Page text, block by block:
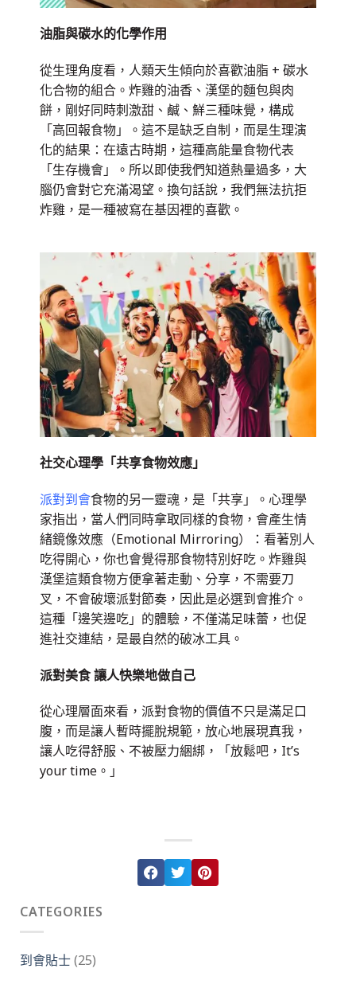
油脂與碳水的化學作用
從生理角度看，人類天生傾向於喜歡油脂 + 碳水
化合物的組合。炸雞的油香、漢堡的麵包與肉
餅，剛好同時刺激甜、鹹、鮮三種味覺，構成
「高回報食物」。這不是缺乏自制，而是生理演
化的結果：在遠古時期，這種高能量食物代表
「生存機會」。所以即使我們知道熱量過多，大
腦仍會對它充滿渴望。換句話說，我們無法抗拒
炸雞，是一種被寫在基因裡的喜歡。
社交心理學「共享食物效應」
派對到會食物的另一靈魂，是「共享」。心理學
家指出，當人們同時拿取同樣的食物，會產生情
緒鏡像效應（Emotional Mirroring）：看著別人
吃得開心，你也會覺得那食物特別好吃。炸雞與
漢堡這類食物方便拿著走動、分享，不需要刀
叉，不會破壞派對節奏，因此是必選到會推介。
這種「邊笑邊吃」的體驗，不僅滿足味蕾，也促
進社交連結，是最自然的破冰工具。
派對美食 讓人快樂地做自己
從心理層面來看，派對食物的價值不只是滿足口
腹，而是讓人暫時擺脫規範，放心地展現真我，
讓人吃得舒服、不被壓力綑綁，「放鬆吧， It’s
your time 。」
CATEGORIES
到會貼士(25)